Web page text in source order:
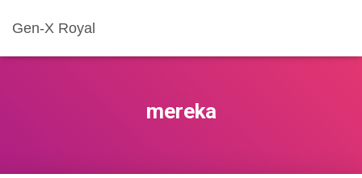
Gen-X Royal
mereka